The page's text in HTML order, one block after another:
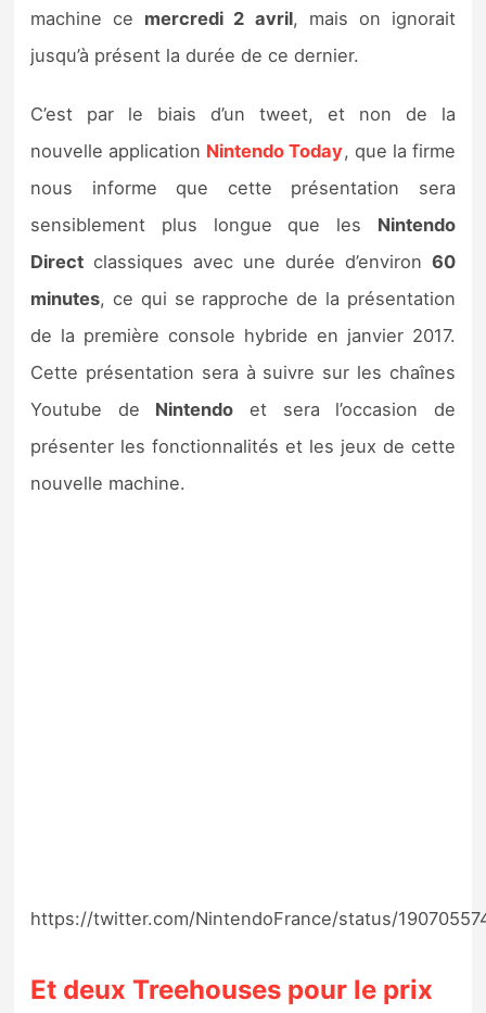
Sorties de jeux
Bons plans
Guides
machine ce mercredi 2 avril, mais on ignorait
jusqu’à présent la durée de ce dernier.
C’est par le biais d’un tweet, et non de la
nouvelle application Nintendo Today, que la firme
nous informe que cette présentation sera
sensiblement plus longue que les Nintendo
Direct classiques avec une durée d’environ 60
minutes, ce qui se rapproche de la présentation
de la première console hybride en janvier 2017.
Cette présentation sera à suivre sur les chaînes
Youtube de Nintendo et sera l’occasion de
présenter les fonctionnalités et les jeux de cette
nouvelle machine.
https://twitter.com/NintendoFrance/status/
Et deux Treehouses pour le prix